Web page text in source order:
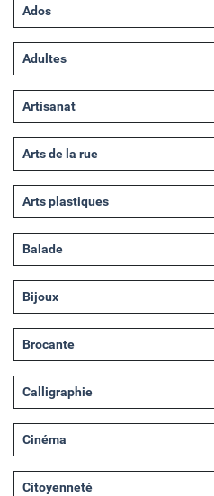
Ados
Adultes
Artisanat
Arts de la rue
Arts plastiques
Balade
Bijoux
Brocante
Calligraphie
Cinéma
Citoyenneté